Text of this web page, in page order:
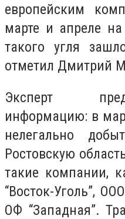
европейским
марте и апреле
такого угля
отметил Дмитрий
Эксперт
информацию: в
нелегально
Ростовскую
такие компании,
“Восток-Уголь”,
ОФ “Западная”.